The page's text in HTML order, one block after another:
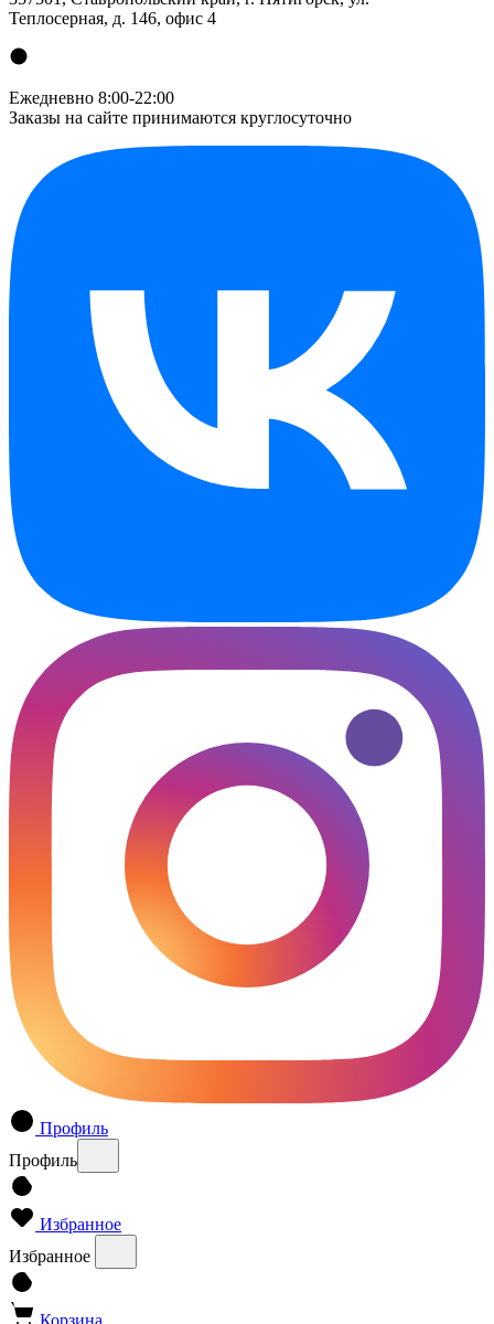
Теплосерная, д. 146, офис 4
Ежедневно 8:00-22:00
Заказы на сайте принимаются круглосуточно
Профиль
Профиль
Избранное
Избранное